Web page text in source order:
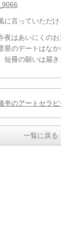
に言っていただ
夜はあいにくのお
星のデートはなか
短冊の願いは届き
半のアートセラピ
一覧に戻る